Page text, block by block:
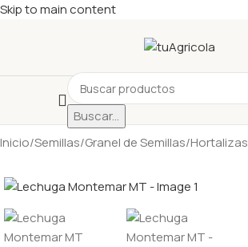
Skip to main content
Buscar...
Inicio/Semillas/Granel de Semillas/Hortalizas